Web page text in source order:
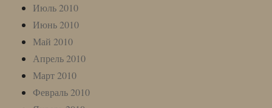
Июль 2010
Июнь 2010
Май 2010
Апрель 2010
Март 2010
Февраль 2010